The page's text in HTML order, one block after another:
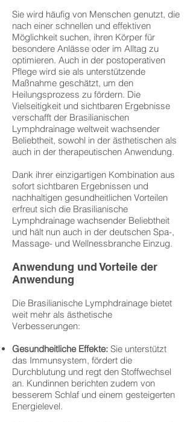
Sie wird häufig von Menschen genutzt, die
nach einer schnellen und effektiven
Möglichkeit suchen, ihren Körper für
besondere Anlässe oder im Alltag zu
optimieren. Auch in der postoperativen
Pflege wird sie als unterstützende
Maßnahme geschätzt, um den
Heilungsprozess zu fördern. Die
Vielseitigkeit und sichtbaren Ergebnisse
verschafft der Brasilianischen
Lymphdrainage weltweit wachsender
Beliebtheit, sowohl in der ästhetischen als
auch in der therapeutischen Anwendung.
Dank ihrer einzigartigen Kombination aus
sofort sichtbaren Ergebnissen und
nachhaltigen gesundheitlichen Vorteilen
erfreut sich die Brasilianische
Lymphdrainage wachsender Beliebtheit
und hält nun auch in der deutschen Spa-,
Massage- und Wellnessbranche Einzug.
Anwendung und Vorteile der
Anwendung
Die Brasilianische Lymphdrainage bietet
weit mehr als ästhetische
Verbesserungen:
Gesundheitliche Effekte: Sie unterstützt
das Immunsystem, fördert die
Durchblutung und regt den Stoffwechsel
an. Kundinnen berichten zudem von
besserem Schlaf und einem gesteigerten
Energielevel.